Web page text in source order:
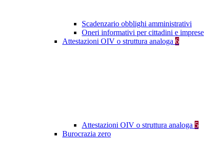
Scadenzario obblighi amministrativi
Oneri informativi per cittadini e imprese
Attestazioni OIV o struttura analoga 6
Attestazioni OIV o struttura analoga 5
Burocrazia zero